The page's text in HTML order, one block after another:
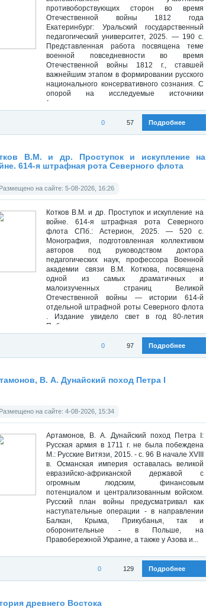
противоборствующих сторон во время
Отечественной войны 1812 года
Екатеринбург: Уральский государственный
педагогический университет, 2025. — 190 с.
Представленная работа посвящена теме
военной повседневности во время
Отечественной войны 1812 г., ставшей
важнейшим этапом в формировании русского
национального консервативного сознания. С
опорой на исследуемые источники
(мемуарная литература,...
Подробнее
57
0
В.М. и др. Проступок и искупление на
614-я штрафная рота Северного флота
Размещено на сайте: 5-08-2026, 16:26
Котков В.М. и др. Проступок и искупление на
войне. 614-я штрафная рота Северного
флота СПб.: Астерион, 2025. — 520 с.
Монография, подготовленная коллективом
авторов под руководством доктора
педагогических наук, профессора Военной
академии связи В.М. Коткова, посвящена
одной из самых драматичных и
малоизученных страниц Великой
Отечественной войны — истории 614-й
отдельной штрафной роты Северного флота
. Издание увидело свет в год 80-летия
Победы и стало...
Подробнее
97
0
В. А. Дунайский поход Петра I
Размещено на сайте: 4-08-2026, 15:34
Артамонов, В. А. Дунайский поход Петра I:
Русская армия в 1711 г. не была побеждена
М.: Русские Витязи, 2015. - с. 96 В начале XVIII
в. Османская империя оставалась великой
евразийско-африканской державой с
огромным людским, финансовым
потенциалом и централизованным войском.
Русский план войны предусматривал как
наступательные операции - в направлении
Балкан, Крыма, Прикубанья, так и
оборонительные - в Польше, на
Правобережной Украине, а также у Азова и...
Подробнее
129
0
древнего Востока